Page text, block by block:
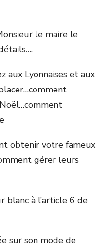
le maire le
aux Lyonnaises et aux
obtenir votre fameux
gérer leurs
blanc à l’article 6 de
sur son mode de